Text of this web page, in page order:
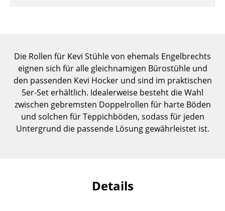
Servierwagen
Einzelteile
... alle Tische
Aufbewahren
Die Rollen für Kevi Stühle von ehemals Engelbrechts
eignen sich für alle gleichnamigen Bürostühle und
den passenden Kevi Hocker und sind im praktischen
5er-Set erhältlich. Idealerweise besteht die Wahl
zwischen gebremsten Doppelrollen für harte Böden
und solchen für Teppichböden, sodass für jeden
Untergrund die passende Lösung gewährleistet ist.
Details